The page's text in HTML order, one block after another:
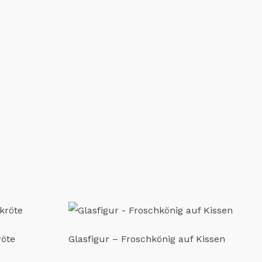
Glasfigur – Froschkönig auf Kissen